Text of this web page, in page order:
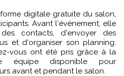
digitale gratuite du salon,
Avant l'événement, elle
contacts, d'envoyer des
et d'organiser son planning.
vous ont été pris grâce à la
équipe disponible pour
avant et pendant le salon.